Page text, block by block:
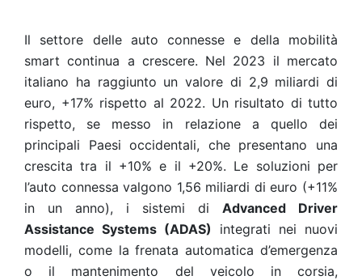
Il settore delle auto connesse e della mobilità
smart continua a crescere. Nel 2023 il mercato
italiano ha raggiunto un valore di 2,9 miliardi di
euro, +17% rispetto al 2022. Un risultato di tutto
rispetto, se messo in relazione a quello dei
principali Paesi occidentali, che presentano una
crescita tra il +10% e il +20%. Le soluzioni per
l’auto connessa valgono 1,56 miliardi di euro (+11%
in un anno), i sistemi di Advanced Driver
Assistance Systems (ADAS) integrati nei nuovi
modelli, come la frenata automatica d’emergenza
o il mantenimento del veicolo in corsia,